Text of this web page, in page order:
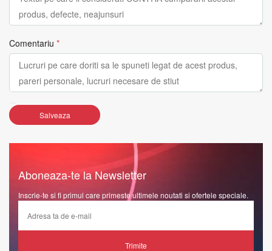
Comentariu *
Salveaza
Aboneaza-te la Newsletter
Inscrie-te si fi primul care primeste ultimele noutati si ofertele speciale.
Trimite